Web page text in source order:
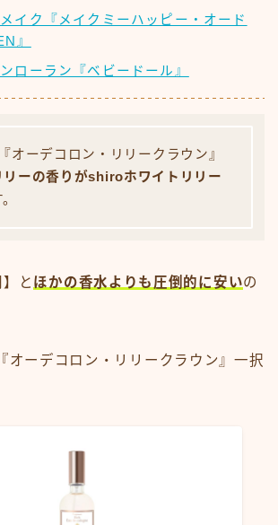
イク『メイクミーハッピー・オード
』
ローラン『ベビードール』
オーデコロン・リリークラウン』
リーの香りがshiroホワイトリリー
と ほかの香水よりも圧倒的に安いの
オーデコロン・リリークラウン』一択